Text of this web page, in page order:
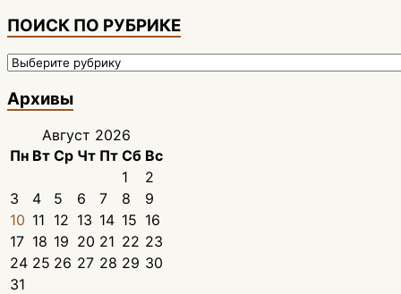
ПОИСК ПО РУБРИКЕ
ПОИСК
РУБРИКЕ
Архивы
Август 2026
Пн Вт Ср Чт Пт Сб Вс
1
2
3
4 5 6 7 8
9
10 11 12 13 14 15 16
17 18 19 20 21 22 23
24 25 26 27 28 29 30
31